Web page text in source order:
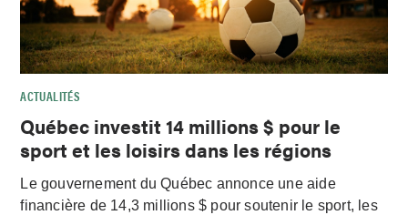
ACTUALITÉS
Québec investit 14 millions $ pour le
sport et les loisirs dans les régions
Le gouvernement du Québec annonce une aide
financière de 14,3 millions $ pour soutenir le sport, les